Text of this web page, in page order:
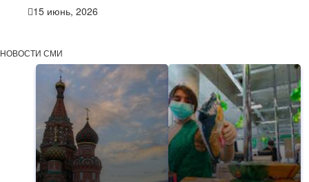
15 июнь, 2026
НОВОСТИ СМИ